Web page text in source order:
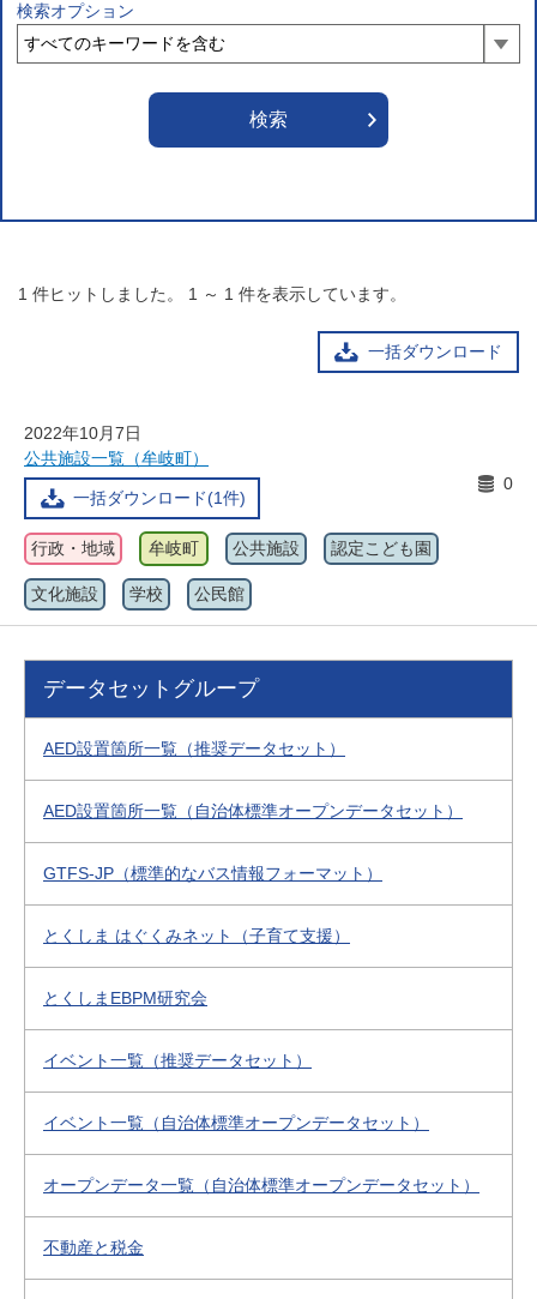
検索オプション
1 件ヒットしました。 1 ～ 1 件を表示しています。
一括ダウンロード
2022年10月7日
公共施設一覧（牟岐町）
一括ダウンロード(1件)
0
行政・地域 牟岐町 公共施設 認定こども園
文化施設 学校 公民館
データセットグループ
AED設置箇所一覧（推奨データセット）
AED設置箇所一覧（自治体標準オープンデータセット）
GTFS-JP（標準的なバス情報フォーマット）
とくしま はぐくみネット（子育て支援）
とくしまEBPM研究会
イベント一覧（推奨データセット）
イベント一覧（自治体標準オープンデータセット）
オープンデータ一覧（自治体標準オープンデータセット）
不動産と税金